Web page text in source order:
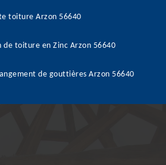
toiture Arzon 56640
de toiture en Zinc Arzon 56640
de gouttières Arzon 56640